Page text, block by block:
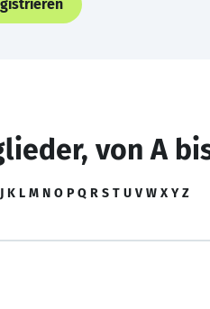
von A
J K L M N O P Q R S T U V W X Y Z